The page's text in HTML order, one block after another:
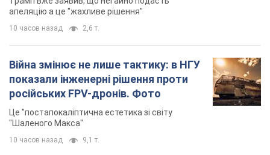
"Шаленого Макса"